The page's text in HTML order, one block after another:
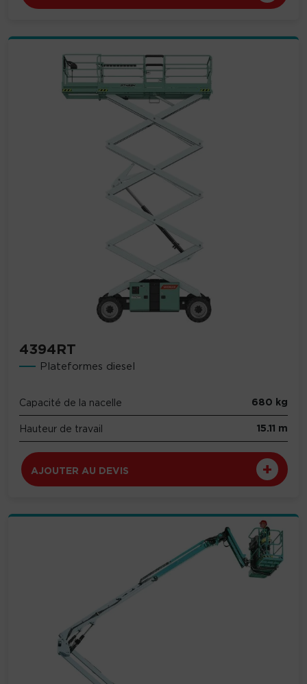
4394RT
Plateformes diesel
Capacité de la nacelle 680 kg
Hauteur de travail 15.11 m
AJOUTER AU DEVIS